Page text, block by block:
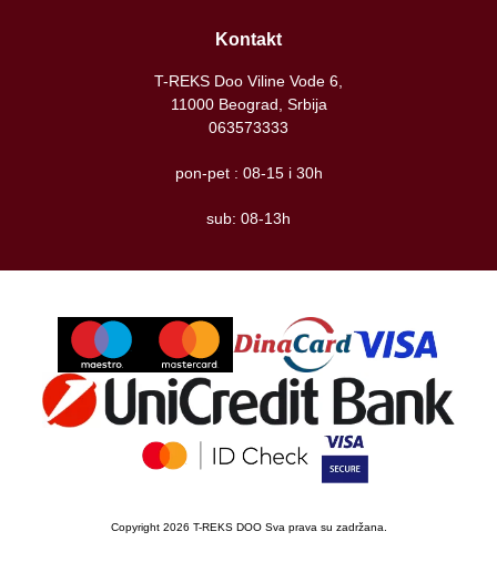
Kontakt
T-REKS Doo Viline Vode 6,
11000 Beograd, Srbija
063573333
pon-pet : 08-15 i 30h
sub: 08-13h
Copyright 2026 T-REKS DOO Sva prava su zadržana.